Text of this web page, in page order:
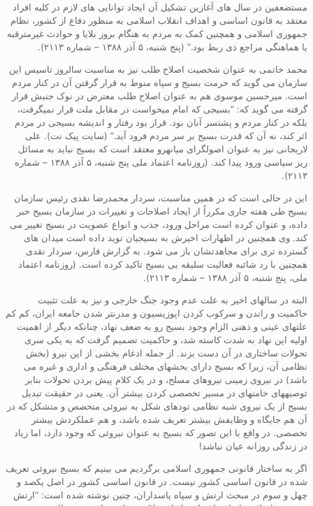
مستضعفین در سال های آغازین تشکیل آن ایجاد توانایی های لازم در کلیه افراد
معتقد به قانون اساسی و اهداف انقلاب اسلامی به منظور دفاع از کشور، نظام
جمهوری اسلامی و همچنین کمک به مردم به هنگام بروز بلایا و حوادث غیرمترقبه
یا هماهنگی مراجع ذی ربط بود.” (پنج شنبه، ۵ آذر ۱۳۸۸ – شماره ۲۱۱۳).
محمد خاتمی به عنوان شخصیت اصلاح طلب نیز به مناسبت سالروز تاسیس این
سازمان می گوید که حرمت بسیج و سپاه منوط به قرار گرفتن آن در کنار مردم
است. میرحسین موسوی هم به عنوان اصلاح طلب معترض در نوک جنبش قرار
گرفته می گوید که: “بسیجی که امام میخواست در مقابل ملت قرار نمیگرفت،
بلکه در کنار مردم و پشتسر آنان بود. قرار بود رفتار و اندیشه بسیجی در مردم
اثر کند، نه آن که قدرت بسیج بر سر مردم فرود آید.” (سایت پیک نت). علی
لاریجانی نیز به عنوان اصولگرای میانهرو معتقد است که بسیج نباید به مسائل
ریز سیاسی ورود پیدا کند. (روزنامه اعتماد ملی پنج شنبه، ۵ آذر ۱۳۸۸ – شماره
۲۱۱۳).
این در حالی است که در همین مناسبت، سردار محمدرضا نقدی رئیس سازمان
بسیج طی هفته جاری مکرراً از ایجاد اصلاحات و تغییرات در سازمان بسیج خبر
داده، و عنوان کرده است مراحل ورود، جذب و انواع عضویت در بسیج تغییر می
کند. وی همچنین در اظهارات اخیرش به بسیجیان نوید داده است میدان های
گسترده تری برای مجاهدتشان باز می شود. به گزارش فارس، سردار نقدی
همچنین با رد شائبه فعالیت سلیقه یی بسیج تاکید کرده است. (روزنامه اعتماد
ملی، پنج شنبه، ۵ آذر ۱۳۸۸ – شماره ۲۱۱۳).
البته در سالهای اخیر به علت عدم وجود جنگ خارجی و نیز به علت تثبیت
حاکمیت و راندن و سرکوب کردن اپوزیسیون و مدرنتر شدن جامعه ایران، کم کم
علتهای عینی و ذهنی الزام وجود بسیج رو به ضعف نهاد، چنانکه دیگر از اهمیت
اولیه این نهاد به شدت کاسته شد، و حاکمیت تصمیم گرفت که به یکی سری
تحولات ساختاری در آن دست بزند. از جمله ادغام بخشی از این نیرو (بخش
نظامی آن، زیرا که بسیج دارای بخشهای مختلف فرهنگی و اداری و غیره می
باشد) در نیروی زمینی نیروهای مسلح، و در یک کلام پیش بردن تحولات بنابر
توصیههای خامنهای در مسیر تخصصی کردن بیشتر آن. یعنی در حقیقت تبدیل
بسیج از یک نیروی شبه نظامی تودهای شکل به نیروئی متخصص و متشکل که در
آن هم جایگاه و وظایفش بیشتر تعریف شده باشد، و هم عملکردش بیشتر
تخصصی. در واقع با این تصور که بسیج به عنوان نیروئی که وجود دارد، اما زیاد
در زندگی روزانه عیان نباشد!
اگر به ساختار قانونی جمهوری اسلامی برگردیم می بینیم که بسیج نیروئی تعریف
شده در قانون اساسی کشور نیست. در قانون اساسی کشور در اصل یکصد و
چهل و سوم در مبحث ارتش و سپاه پاسداران، چنین نوشته شده است: “ارتش